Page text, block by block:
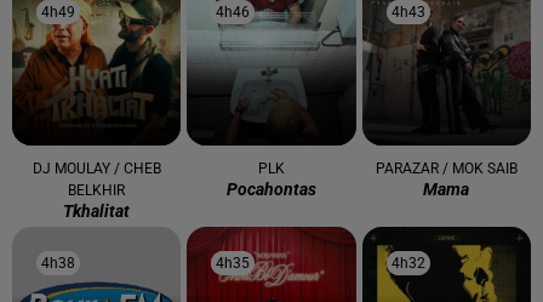
4h49
4h49
DJ MOULAY / CHEB
BELKHIR
Tkhalitat
4h46
4h46
PLK
Pocahontas
4h43
4h43
PARAZAR / MOK SAIB
Mama
4h38
4h38 4h35
4h35 4h32
4h32